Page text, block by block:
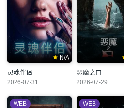
N/A
灵魂伴侣
2026-07-31
恶魔之口
2026-07-29
WEB WEB